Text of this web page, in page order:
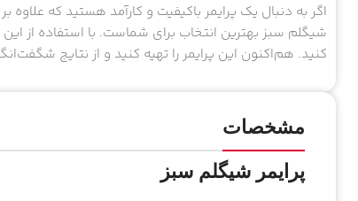
اگر به دنبال یک پرایمر باکیفیت و کارآمد هستید که
شیگلم سبز بهترین انتخاب برای شماست. با استفاده از
کنید. هم‌اکنون این پرایمر را تهیه کنید و از نتایج
مشخصات
پرایمر شیگلم سبز